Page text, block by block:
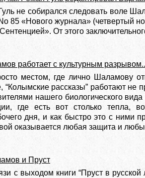
не собирался следовать воле
85 «Нового журнала» (четвертый
От этого
работает с культурным
местом, где лично Шаламову
рассказы” работают не
нашего биологического
где есть вот столько тепла,
дня, и как быстро это с ними
оказывается любая защита и
и Пруст
с выходом книги “Пруст в